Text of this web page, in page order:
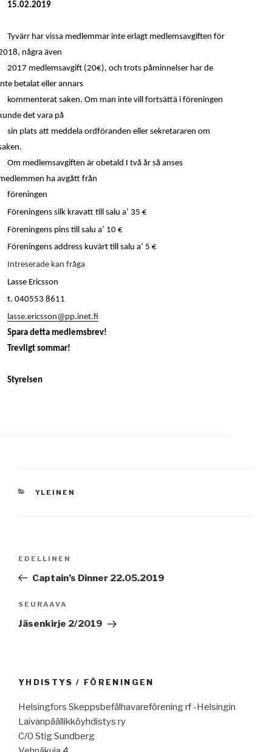
har vissa medlemmar inte erlagt medlemsavgiften för
några även
2017 medlemsavgift (20€), och trots påminnelser har de
betalat eller annars
saken. Om man inte vill fortsättä i föreningen
det vara på
plats att meddela ordföranden eller sekretararen om
medlemsavgiften är obetald I två år så anses
ha avgått från
silk kravatt till salu a’ 35 €
pins till salu a’ 10 €
address kuvärt till salu a’ 5 €
kan fråga
Ericsson
040553 8611
lasse.ericsson@pp.inet.fi
detta medlemsbrev!
sommar!
KATEGORIAT
YLEINEN
Edellinen
artikkeli
EDELLINEN
Captain’s Dinner 22.05.2019
Seuraava
artikkeli
SEURAAVA
Jäsenkirje 2/2019
YHDISTYS / FÖRENINGEN
Helsingfors Skeppsbefälhavareförening rf -Helsingin
Laivanpäällikköyhdistys ry
C/0 Stig Sundberg